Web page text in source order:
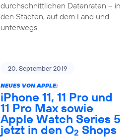
durchschnittlichen Datenraten – in
den Städten, auf dem Land und
unterwegs.
20. September 2019
NEUES VON APPLE:
iPhone 11, 11 Pro und
11 Pro Max sowie
Apple Watch Series 5
jetzt in den O2 Shops